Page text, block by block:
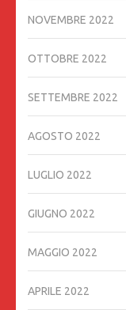
NOVEMBRE 2022
OTTOBRE 2022
SETTEMBRE 2022
AGOSTO 2022
LUGLIO 2022
GIUGNO 2022
MAGGIO 2022
APRILE 2022